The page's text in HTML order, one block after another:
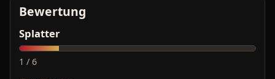
Bewertung
Splatter
1 / 6